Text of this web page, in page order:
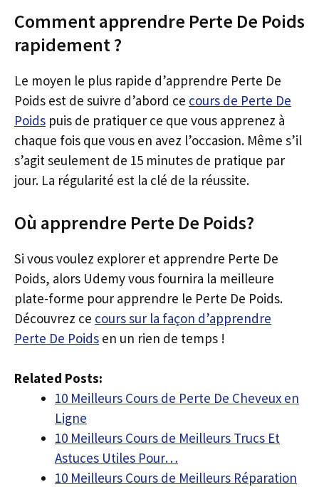
Comment apprendre Perte De Poids
rapidement ?
Le moyen le plus rapide d’apprendre Perte De
Poids est de suivre d’abord ce cours de Perte De
Poids puis de pratiquer ce que vous apprenez à
chaque fois que vous en avez l’occasion. Même s’il
s’agit seulement de 15 minutes de pratique par
jour. La régularité est la clé de la réussite.
Où apprendre Perte De Poids?
Si vous voulez explorer et apprendre Perte De
Poids, alors Udemy vous fournira la meilleure
plate-forme pour apprendre le Perte De Poids.
Découvrez ce cours sur la façon d’apprendre
Perte De Poids en un rien de temps !
Related Posts:
10 Meilleurs Cours de Perte De Cheveux en
Ligne
10 Meilleurs Cours de Meilleurs Trucs Et
Astuces Utiles Pour…
10 Meilleurs Cours de Meilleurs Réparation